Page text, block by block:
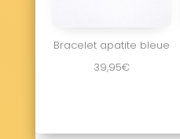
Bracelet apatite bleue
39,95€